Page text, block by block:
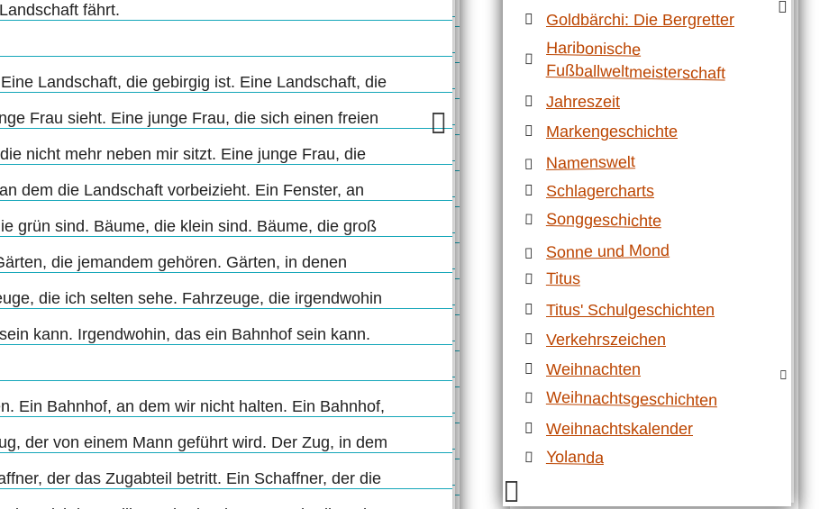
fährt.
Landschaft, die gebirgig ist. Eine Landschaft, die
Frau sieht. Eine junge Frau, die sich einen freien
nicht mehr neben mir sitzt. Eine junge Frau, die
dem die Landschaft vorbeizieht. Ein Fenster, an
grün sind. Bäume, die klein sind. Bäume, die groß
die jemandem gehören. Gärten, in denen
die ich selten sehe. Fahrzeuge, die irgendwohin
kann. Irgendwohin, das ein Bahnhof sein kann.
Ein Bahnhof, an dem wir nicht halten. Ein Bahnhof,
der von einem Mann geführt wird. Der Zug, in dem
der das Zugabteil betritt. Ein Schaffner, der die
Goldbärchi: Die Bergretter
Haribonische
Fußballweltmeisterschaft
Jahreszeit
Markengeschichte
Namenswelt
Schlagercharts
Songgeschichte
Sonne und Mond
Titus
Titus' Schulgeschichten
Verkehrszeichen
Weihnachten
Weihnachtsgeschichten
Weihnachtskalender
Yolanda